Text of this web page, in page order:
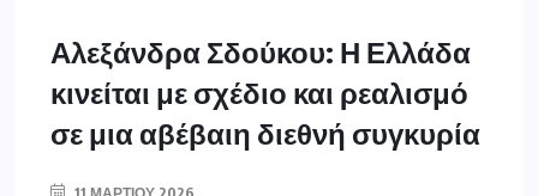
Αλεξάνδρα Σδούκου: Η Ελλάδα
κινείται με σχέδιο και ρεαλισμό
σε μια αβέβαιη διεθνή συγκυρία